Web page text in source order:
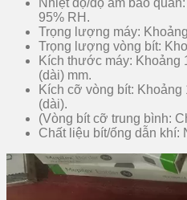
Nhiệt độ/độ ẩm bảo
95% RH.
Trọng lượng máy:
Trọng lượng vòng bít:
Kích thước máy: Khoảng
(dài) mm.
Kích cỡ vòng bít: Khoảng
(dài).
(Vòng bít cỡ trung bình:
Chất liệu bít/ống dẫn khí: